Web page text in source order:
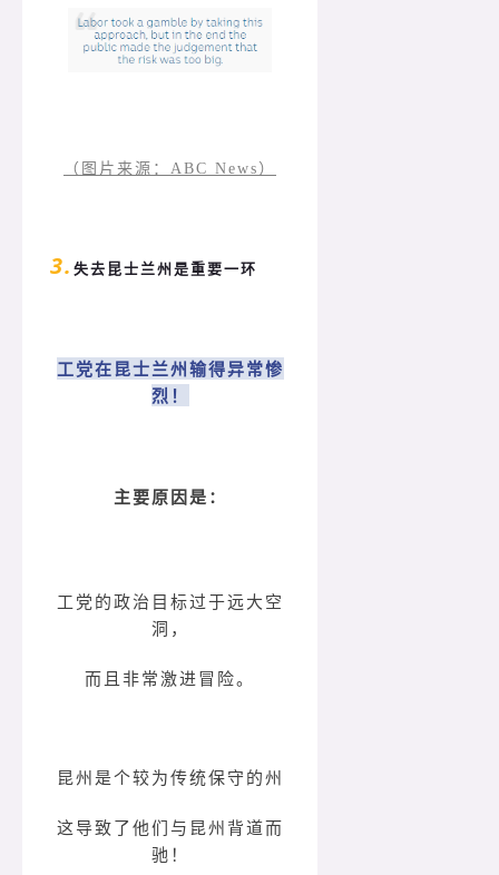
（图片来源：ABC News）
3. 失去昆士兰州是重要一环
工党在昆士兰州输得异常惨
烈！
主要原因是：
工党的政治目标过于远大空
洞，
而且非常激进冒险。
昆州是个较为传统保守的州
这导致了他们与昆州背道而
驰！